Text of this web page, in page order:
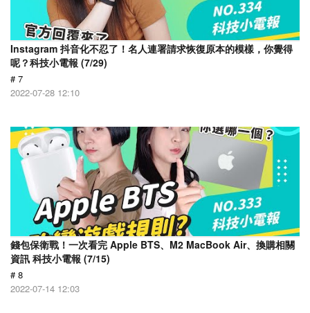
Instagram 抖音化不忍了！名人連署請求恢復原本的模樣，你覺得
呢？科技小電報 (7/29)
# 7
2022-07-28 12:10
錢包保衛戰！一次看完 Apple BTS、M2 MacBook Air、換購相關
資訊 科技小電報 (7/15)
# 8
2022-07-14 12:03